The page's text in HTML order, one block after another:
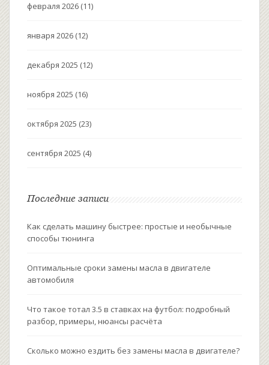
февраля 2026 (11)
января 2026 (12)
декабря 2025 (12)
ноября 2025 (16)
октября 2025 (23)
сентября 2025 (4)
Последние записи
Как сделать машину быстрее: простые и необычные
способы тюнинга
Оптимальные сроки замены масла в двигателе
автомобиля
Что такое тотал 3.5 в ставках на футбол: подробный
разбор, примеры, нюансы расчёта
Сколько можно ездить без замены масла в двигателе?